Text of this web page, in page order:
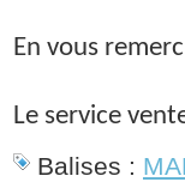
En vous
Le service
Balises :